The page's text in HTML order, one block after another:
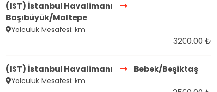
(IST) İstanbul Havalimanı
Başıbüyük/Maltepe
Yolculuk Mesafesi: km
3200.00 ₺
(IST) İstanbul Havalimanı Bebek/Beşiktaş
Yolculuk Mesafesi: km